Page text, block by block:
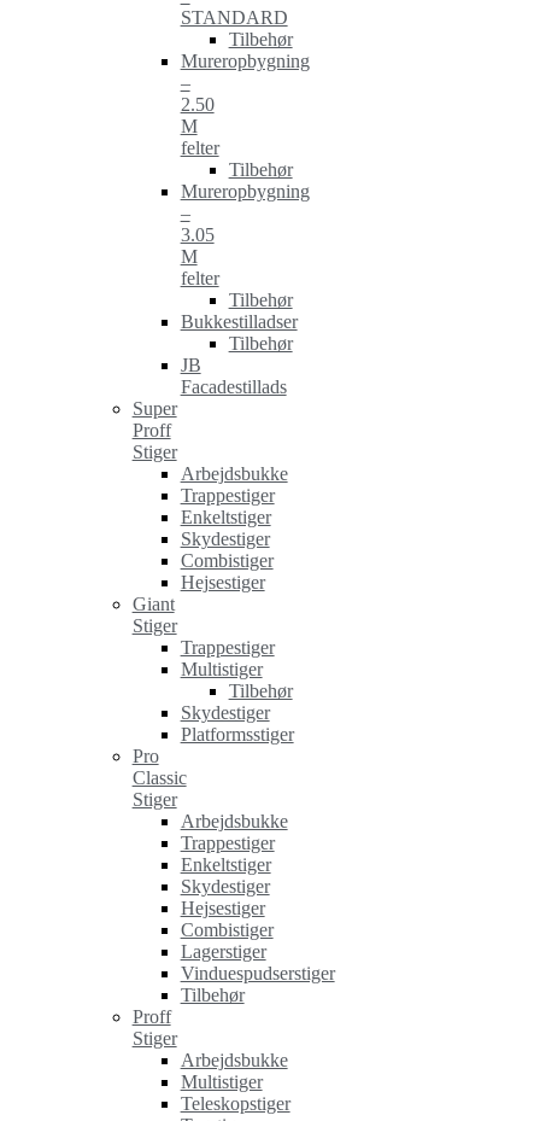
STANDARD
Tilbehør
Mureropbygning
–
2.50
M
felter
Tilbehør
Mureropbygning
–
3.05
M
felter
Tilbehør
Bukkestilladser
Tilbehør
JB
Facadestillads
Super
Proff
Stiger
Arbejdsbukke
Trappestiger
Enkeltstiger
Skydestiger
Combistiger
Hejsestiger
Giant
Stiger
Trappestiger
Multistiger
Tilbehør
Skydestiger
Platformsstiger
Pro
Classic
Stiger
Arbejdsbukke
Trappestiger
Enkeltstiger
Skydestiger
Hejsestiger
Combistiger
Lagerstiger
Vinduespudserstiger
Tilbehør
Proff
Stiger
Arbejdsbukke
Multistiger
Teleskopstiger